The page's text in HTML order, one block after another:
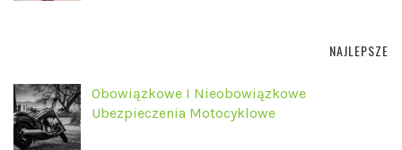
NAJLEPSZE
Obowiązkowe I Nieobowiązkowe
Ubezpieczenia Motocyklowe